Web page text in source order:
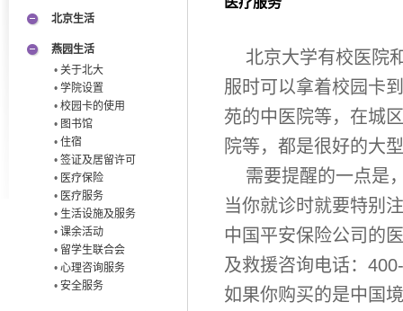
北京生活
燕园生活
• 关于北大
• 学院设置
• 校园卡的使用
• 图书馆
• 住宿
• 签证及居留许可
• 医疗保险
• 医疗服务
• 生活设施及服务
• 课余活动
• 留学生联合会
• 心理咨询服务
• 安全服务
北京大学有校医院
服时可以拿着校园卡
苑的中医院等，在城
院等，都是很好的大
需要提醒的一点是
当你就诊时就要特别
中国平安保险公司的
及救援咨询电话：
如果你购买的是中国